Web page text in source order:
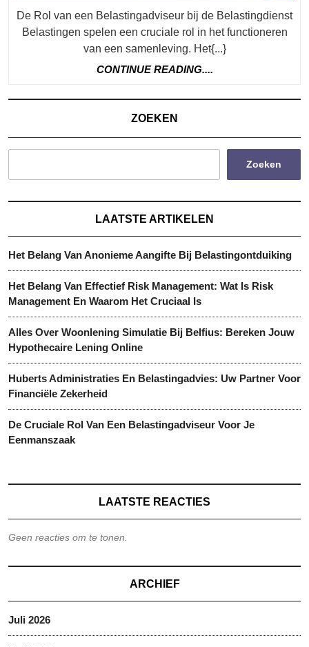
De Rol van een Belastingadviseur bij de Belastingdienst
Belastingen spelen een cruciale rol in het functioneren
van een samenleving. Het{...}
CONTINUE READING....
ZOEKEN
Zoeken
LAATSTE ARTIKELEN
Het Belang Van Anonieme Aangifte Bij Belastingontduiking
Het Belang Van Effectief Risk Management: Wat Is Risk
Management En Waarom Het Cruciaal Is
Alles Over Woonlening Simulatie Bij Belfius: Bereken Jouw
Hypothecaire Lening Online
Huberts Administraties En Belastingadvies: Uw Partner Voor
Financiële Zekerheid
De Cruciale Rol Van Een Belastingadviseur Voor Je
Eenmanszaak
LAATSTE REACTIES
Geen reacties om te tonen.
ARCHIEF
Juli 2026